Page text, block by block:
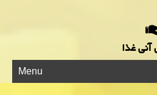
آنی غذا
Menu